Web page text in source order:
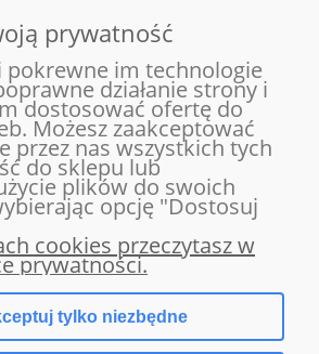
pełną wersję strony
prywatność
pokrewne im technologie
działanie strony i
dostosować ofertę do
Możesz zaakceptować
przez nas wszystkich tych
do sklepu lub
plików do swoich
opcję "Dostosuj
cookies przeczytasz w
prywatności.
tylko niezbędne